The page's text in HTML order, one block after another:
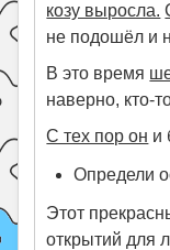
козу выросла.
не подошёл и
В это время
наверно, кто-
С тех пор он и
Определи
Этот
открытий для